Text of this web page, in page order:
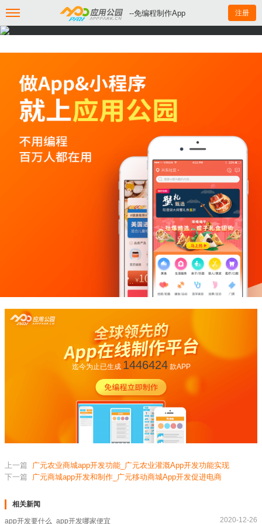
--免编程制作App 注册
迄今为止已生成 1446424款APP
上一篇
广元农业商城app开发功能_广元农业灌溉App开发功能实现
下一篇
广元商城app开发和制作_广元移动商城App开发促进电商
相关新闻
app开发要什么_app开发哪家便宜 2020-12-26